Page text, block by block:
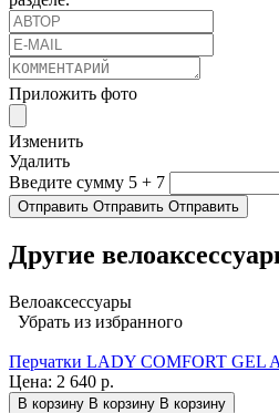
Приложить фото
Изменить
Удалить
Введите сумму 5 + 7
Отправить Отправить Отправить
Другие
Велоаксессуары
Убрать из избранного
Перчатки LADY COMFORT GEL
Цена: 2 640 р.
В корзину В корзину В корзину